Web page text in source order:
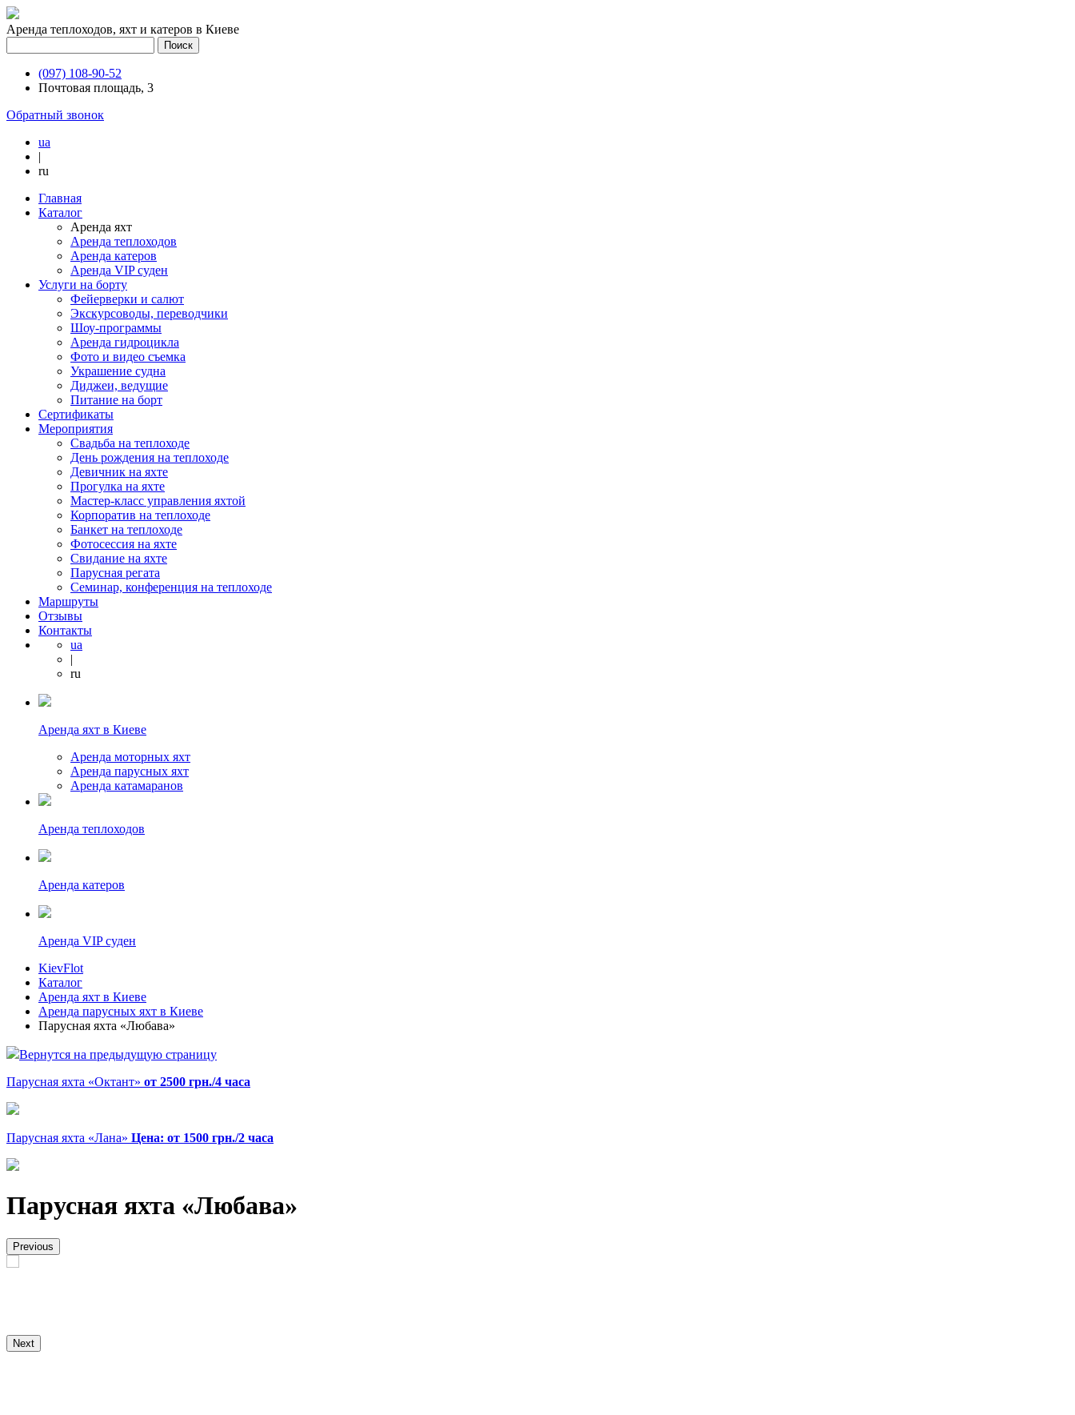
Аренда теплоходов, яхт и катеров в Киеве
(097) 108-90-52
Почтовая площадь, 3
Обратный звонок
ua
|
ru
Главная
Каталог
Аренда яхт
Аренда теплоходов
Аренда катеров
Аренда VIP суден
Услуги на борту
Фейерверки и салют
Экскурсоводы, переводчики
Шоу-программы
Аренда гидроцикла
Фото и видео съемка
Украшение судна
Диджеи, ведущие
Питание на борт
Сертификаты
Мероприятия
Свадьба на теплоходе
День рождения на теплоходе
Девичник на яхте
Прогулка на яхте
Мастер-класс управления яхтой
Корпоратив на теплоходе
Банкет на теплоходе
Фотосессия на яхте
Свидание на яхте
Парусная регата
Семинар, конференция на теплоходе
Маршруты
Отзывы
Контакты
ua
|
ru
Аренда яхт в Киеве
Аренда моторных яхт
Аренда парусных яхт
Аренда катамаранов
Аренда теплоходов
Аренда катеров
Аренда VIP суден
KievFlot
Каталог
Аренда яхт в Киеве
Аренда парусных яхт в Киеве
Парусная яхта «Любава»
Вернутся на предыдущую страницу
Парусная яхта «Октант» от 2500 грн./4 часа
Парусная яхта «Лана» Цена: от 1500 грн./2 часа
Парусная яхта «Любава»
Previous
Next